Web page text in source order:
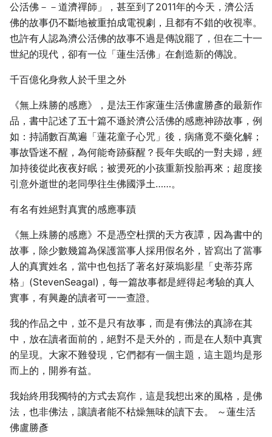
公活佛－－道濟禪師」，甚至到了2011年的今天，濟公活
佛的故事仍不斷地被重拍成電視劇，且都有不錯的收視率。
也許有人認為濟公活佛的故事不過是傳說罷了，但在二十一
世紀的現代，卻有一位「蓮生活佛」在創造新的傳說。
千百億化身救人於千里之外
《無上殊勝的感應》，是法王作家蓮生活佛盧勝彥的最新作
品，書中記述了五十篇不遜於濟公活佛的感應神跡故事，例
如：持誦數百萬遍「蓮花童子心咒」後，病痛竟不藥化解；
事故昏迷不醒，為何能奇跡蘇醒？長年失眠的一對夫婦，經
加持後從此夜夜好眠；被燙死的小孩重新投胎再來；超度接
引意外逝世的老同學往生佛國淨土……。
有名有姓絕對真實的感應事蹟
《無上殊勝的感應》不是憑空杜撰的天方夜譚，因為書中的
故事，除少數幾篇為保護當事人採用假名外，皆寫出了當事
人的真實姓名，當中也包括了著名好萊塢影星「史蒂芬席
格」(StevenSeagal)，每一篇故事都是經得起考驗的真人
實事，有興趣的讀者可一一查證。
我的作品之中，並不是只有故事，而是有佛法的真諦在其
中，放在讀者面前的，絕對不是天外的，而是在人類中真實
的呈現。大家不難發現，它們都有一個主題，這主題均是形
而上的，開券有益。
我始終用我獨特的方式去寫作，這是我想出來的風格，是佛
法，也非佛法，讓讀者能不枯燥無味的讀下去。 ～蓮生活
佛盧勝彥